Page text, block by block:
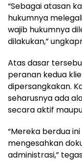
“Sebagai atasan
hukumnya
wajib hukumnya
dilakukan,”
Atas dasar
peranan kedua
dipersangkakan.
seharusnya ada
secara aktif
“Mereka berdua
mengesahkan
administrasi,”